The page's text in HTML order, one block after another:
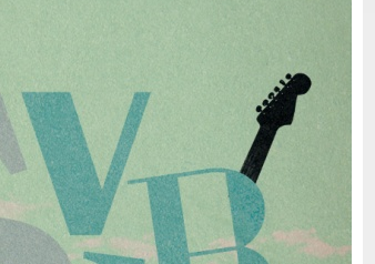
Postanite naš fan na Facebooku
Slijedite nas na Twitteru
Pretplatite se na